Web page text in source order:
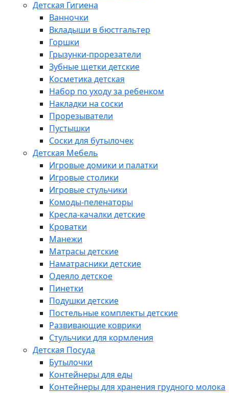
Детская Гигиена
Ванночки
Вкладыши в бюстгальтер
Горшки
Грызунки-прорезатели
Зубные щетки детские
Косметика детская
Набор по уходу за ребенком
Накладки на соски
Прорезыватели
Пустышки
Соски для бутылочек
Детская Мебель
Игровые домики и палатки
Игровые столики
Игровые стульчики
Комоды-пеленаторы
Кресла-качалки детские
Кроватки
Манежи
Матрасы детские
Наматрасники детские
Одеяло детское
Пинетки
Подушки детские
Постельные комплекты детские
Развивающие коврики
Стульчики для кормления
Детская Посуда
Бутылочки
Контейнеры для еды
Контейнеры для хранения грудного молока